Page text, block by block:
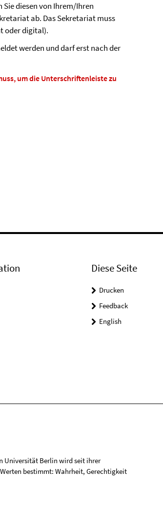
diesen von Ihrem/Ihren
ab. Das Sekretariat muss
oder digital).
werden und darf erst nach der
um die Unterschriftenleiste zu
Diese Seite
Drucken
Feedback
English
Universität Berlin wird seit ihrer
bestimmt: Wahrheit, Gerechtigkeit